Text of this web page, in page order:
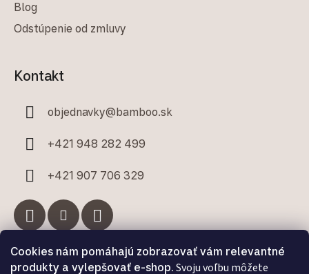
Cookies nám pomáhajú zobrazovať vám relevantné
produkty a vylepšovať e-shop. Svoju voľbu môžete
Blog
Odstúpenie od zmluvy
Kontakt
objednavky@bamboo.sk
+421 948 282 499
+421 907 706 329
Facebook